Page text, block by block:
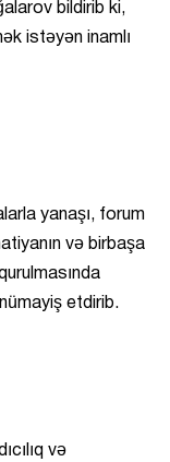
bildirib ki,
istəyən inamlı
yanaşı, forum
və birbaşa
etdirib.
və